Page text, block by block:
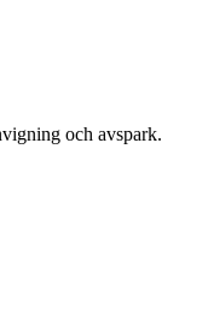
och avspark.